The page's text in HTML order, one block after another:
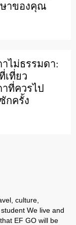
าของคุณ
ไม่ธรรมดา:
เที่ยว
ที่ควรไป
กครั้ง
culture,
We live and
EF GO will be